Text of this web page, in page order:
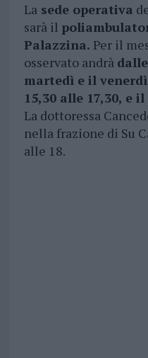
Lasede operativa
sarà il
Palazzina. Per il
osservato andrà
martedì e il venerdì
15,30 alle 17,30, e
La dottoressa
nella frazione di Su
alle 18.